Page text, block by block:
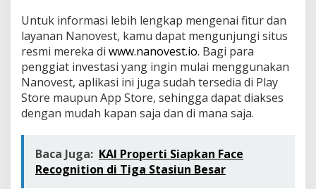
Untuk informasi lebih lengkap mengenai fitur dan
layanan Nanovest, kamu dapat mengunjungi situs
resmi mereka di www.nanovest.io. Bagi para
penggiat investasi yang ingin mulai menggunakan
Nanovest, aplikasi ini juga sudah tersedia di Play
Store maupun App Store, sehingga dapat diakses
dengan mudah kapan saja dan di mana saja.
Baca Juga: KAI Properti Siapkan Face
Recognition di Tiga Stasiun Besar